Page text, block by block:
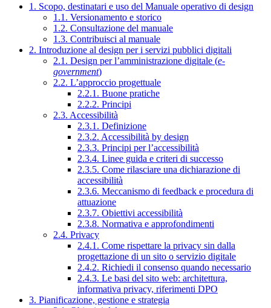
1. Scopo, destinatari e uso del Manuale operativo di design
1.1. Versionamento e storico
1.2. Consultazione del manuale
1.3. Contribuisci al manuale
2. Introduzione al design per i servizi pubblici digitali
2.1. Design per l’amministrazione digitale (e-
government)
2.2. L’approccio progettuale
2.2.1. Buone pratiche
2.2.2. Principi
2.3. Accessibilità
2.3.1. Definizione
2.3.2. Accessibilità by design
2.3.3. Principi per l’accessibilità
2.3.4. Linee guida e criteri di successo
2.3.5. Come rilasciare una dichiarazione di
accessibilità
2.3.6. Meccanismo di feedback e procedura di
attuazione
2.3.7. Obiettivi accessibilità
2.3.8. Normativa e approfondimenti
2.4. Privacy
2.4.1. Come rispettare la privacy sin dalla
progettazione di un sito o servizio digitale
2.4.2. Richiedi il consenso quando necessario
2.4.3. Le basi del sito web: architettura,
informativa privacy, riferimenti DPO
3. Pianificazione, gestione e strategia